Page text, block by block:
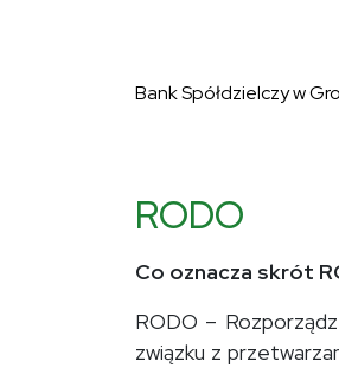
Bank Spółdzielczy w
RODO
Co oznacza skrót
RODO –
związku z